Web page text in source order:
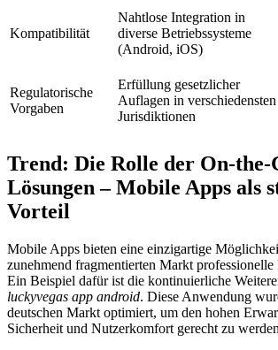
Kompatibilität
Nahtlose Integration in
diverse Betriebssysteme
(Android, iOS)
Regulatorische
Vorgaben
Erfüllung gesetzlicher
Auflagen in verschiedensten
Jurisdiktionen
Trend: Die Rolle der On-the-
Lösungen – Mobile Apps als
Vorteil
Mobile Apps bieten eine einzigartige
zunehmend fragmentierten Markt professionelle
Ein Beispiel dafür ist die kontinuierliche
luckyvegas app android. Diese Anwendung
deutschen Markt optimiert, um den hohen
Sicherheit und Nutzerkomfort gerecht zu